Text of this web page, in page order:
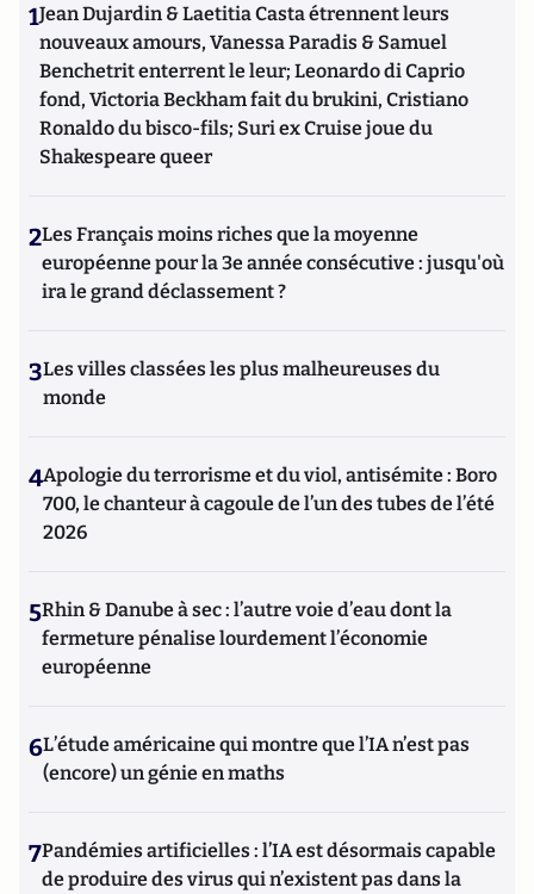
1Jean Dujardin & Laetitia Casta étrennent leurs
nouveaux amours, Vanessa Paradis & Samuel
Benchetrit enterrent le leur; Leonardo di Caprio
fond, Victoria Beckham fait du brukini, Cristiano
Ronaldo du bisco-fils; Suri ex Cruise joue du
Shakespeare queer
2Les Français moins riches que la moyenne
européenne pour la 3e année consécutive : jusqu'où
ira le grand déclassement ?
3Les villes classées les plus malheureuses du
monde
4Apologie du terrorisme et du viol, antisémite : Boro
700, le chanteur à cagoule de l’un des tubes de l’été
2026
5Rhin & Danube à sec : l’autre voie d’eau dont la
fermeture pénalise lourdement l’économie
européenne
6L’étude américaine qui montre que l’IA n’est pas
(encore) un génie en maths
7Pandémies artificielles : l’IA est désormais capable
de produire des virus qui n’existent pas dans la